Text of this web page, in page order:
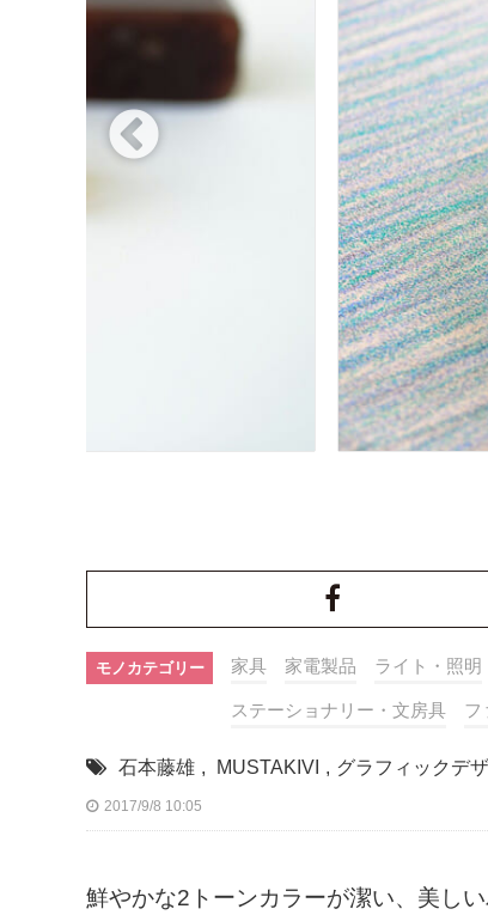
モノカテゴリー 家具 家電製品 ライト・照明
ステーショナリー・文房具 フ
石本藤雄 , MUSTAKIVI , グラフィックデ
2017/9/8 10:05
鮮やかな2トーンカラーが潔い、美し